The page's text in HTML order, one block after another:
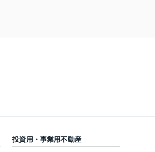
投資用・事業用不動産